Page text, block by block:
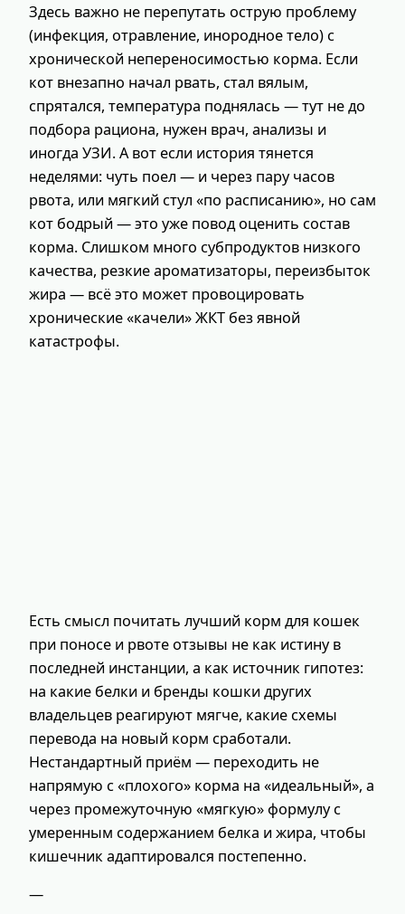
Здесь важно не перепутать острую проблему
(инфекция, отравление, инородное тело) с
хронической непереносимостью корма. Если
кот внезапно начал рвать, стал вялым,
спрятался, температура поднялась — тут не до
подбора рациона, нужен врач, анализы и
иногда УЗИ. А вот если история тянется
неделями: чуть поел — и через пару часов
рвота, или мягкий стул «по расписанию», но сам
кот бодрый — это уже повод оценить состав
корма. Слишком много субпродуктов низкого
качества, резкие ароматизаторы, переизбыток
жира — всё это может провоцировать
хронические «качели» ЖКТ без явной
катастрофы.
Есть смысл почитать лучший корм для кошек
при поносе и рвоте отзывы не как истину в
последней инстанции, а как источник гипотез:
на какие белки и бренды кошки других
владельцев реагируют мягче, какие схемы
перевода на новый корм сработали.
Нестандартный приём — переходить не
напрямую с «плохого» корма на «идеальный», а
через промежуточную «мягкую» формулу с
умеренным содержанием белка и жира, чтобы
кишечник адаптировался постепенно.
—